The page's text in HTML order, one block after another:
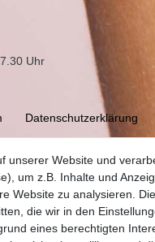
unserer Website und
um z.B. Inhalte und
Website zu analysieren.
die wir in den
eines berechtigten
Uhr
Daten­schutz­erklärung